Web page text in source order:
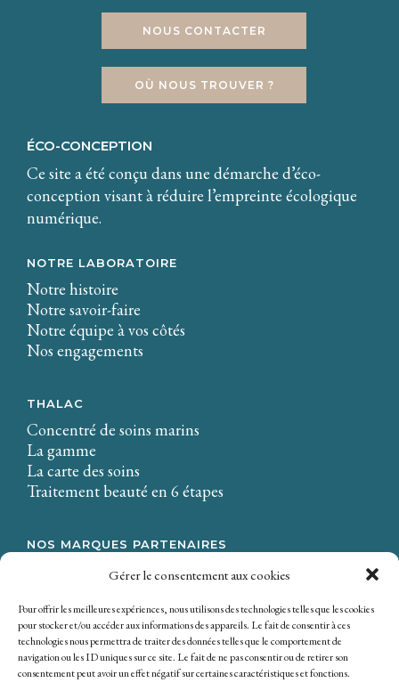
Gérer le consentement aux cookies
Pour offrir les meilleures expériences, nous utilisons des technologies telles que les cookies
pour stocker et/ou accéder aux informations des appareils. Le fait de consentir à ces
technologies nous permettra de traiter des données telles que le comportement de
navigation ou les ID uniques sur ce site. Le fait de ne pas consentir ou de retirer son
consentement peut avoir un effet négatif sur certaines caractéristiques et fonctions.
NOUS CONTACTER
OÙ NOUS TROUVER ?
ÉCO-CONCEPTION
Ce site a été conçu dans une démarche d’éco-
conception visant à réduire l’empreinte écologique
numérique.
NOTRE LABORATOIRE
Notre histoire
Notre savoir-faire
Notre équipe à vos côtés
Nos engagements
THALAC
Concentré de soins marins
La gamme
La carte des soins
Traitement beauté en 6 étapes
NOS MARQUES PARTENAIRES
Mondial Beauté